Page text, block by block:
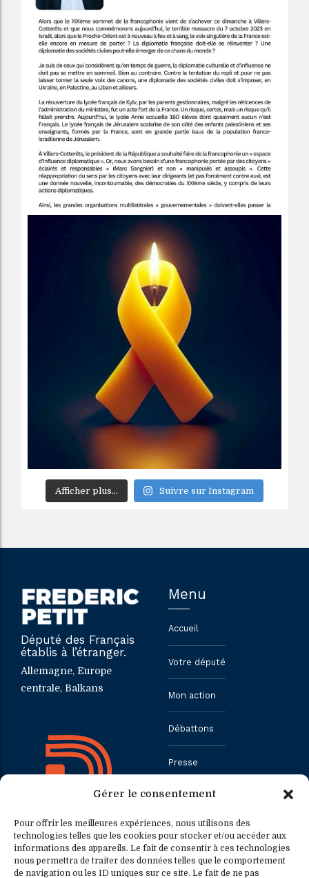
Gérer le consentement
Pour offrir les meilleures expériences, nous utilisons des
technologies telles que les cookies pour stocker et/ou accéder aux
informations des appareils. Le fait de consentir à ces technologies
nous permettra de traiter des données telles que le comportement
de navigation ou les ID uniques sur ce site. Le fait de ne pas
Afficher plus... Suivre sur Instagram
Député des Français
établis à l’étranger.
Allemagne, Europe
centrale, Balkans
Menu
Accueil
Votre député
Mon action
Débattons
Presse
Contact
Contact Contact presse